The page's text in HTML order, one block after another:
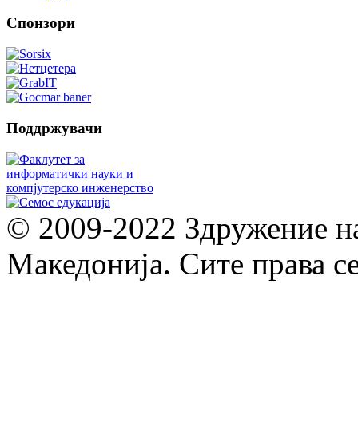
Спонзори
Поддржувачи
© 2009-2022 Здружение
Македонија. Сите права